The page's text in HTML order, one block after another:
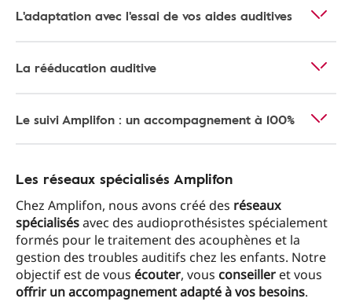
L'adaptation avec l'essai de vos aides auditives
La rééducation auditive
Le suivi Amplifon : un accompagnement à 100%
Les réseaux spécialisés Amplifon
Chez Amplifon, nous avons créé des réseaux
spécialisésavec des audioprothésistes spécialement
formés pour le traitement des acouphènes et la
gestion des troubles auditifs chez les enfants. Notre
objectif est de vous écouter, vous conseiller et vous
offrir un accompagnement adapté à vos besoins.